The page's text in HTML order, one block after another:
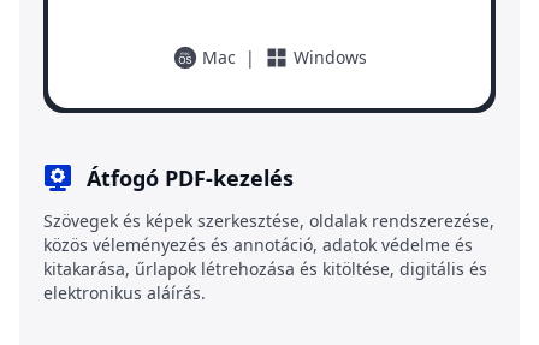
Mac | Windows
Átfogó PDF-kezelés
Szövegek és képek szerkesztése, oldalak rendszerezése,
közös véleményezés és annotáció, adatok védelme és
kitakarása, űrlapok létrehozása és kitöltése, digitális és
elektronikus aláírás.